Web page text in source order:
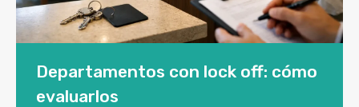
Departamentos con lock off: cómo
evaluarlos